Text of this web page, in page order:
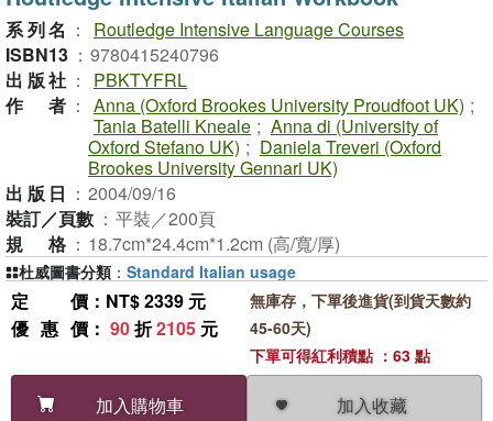
系列名 ：
Routledge Intensive Language Courses
ISBN13 ： 9780415240796
出版社 ：
PBKTYFRL
作者 ： Anna (Oxford Brookes University Proudfoot UK) ;
Tania Batelli Kneale ; Anna di (University of
Oxford Stefano UK) ; Daniela Treveri (Oxford
Brookes University Gennari UK)
出版日 ： 2004/09/16
裝訂／頁數 ： 平裝／200頁
規格 ： 18.7cm*24.4cm*1.2cm (高/寬/厚)
定價 ：NT$ 2339 元
優惠價 ： 90折2105 元
加入購物車 加入收藏
無庫存，下單後進貨(到貨天數約
45-60天)
下單可得紅利積點 ：63 點
杜威圖書分類 ： Standard Italian usage